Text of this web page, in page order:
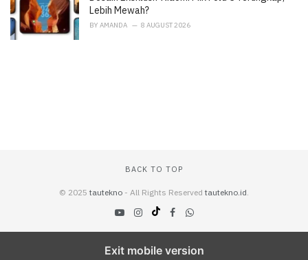
Lebih Mewah?
BY AMANDA 8 AUGUST 2026
BACK TO TOP
© 2025 tautekno - All Rights Reserved tautekno.id.
Exit mobile version